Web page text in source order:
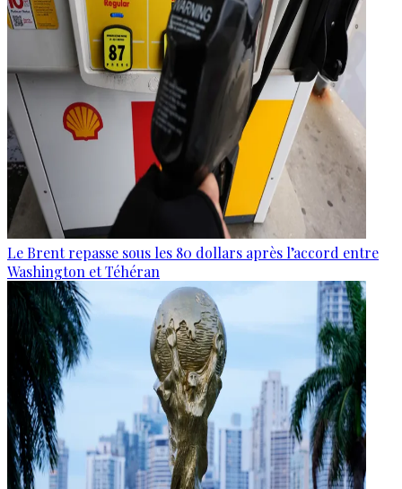
Le Brent repasse sous les 80 dollars après l’accord entre
Washington et Téhéran